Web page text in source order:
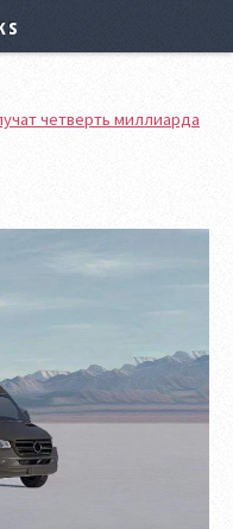
четверть миллиарда